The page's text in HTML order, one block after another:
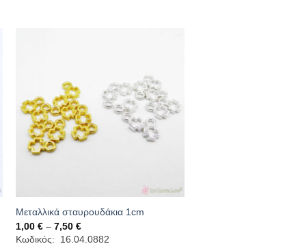
Μεταλλικά σταυρουδάκια 1cm
1,00€ – 7,50€Price
range:
Κωδικός: 16.04.0882